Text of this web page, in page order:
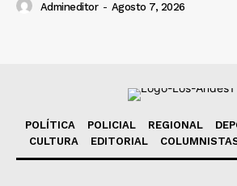
Admineditor - Agosto 7, 2026
POLÍTICA POLICIAL REGIONAL
CULTURA
EDITORIAL